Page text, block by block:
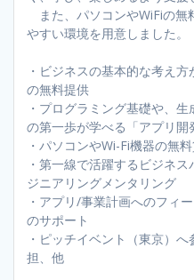
また、パソコンやWiFiの無
やすい環境を用意しました。
・ビジネスの基本的な考え
の無料提供
・プログラミング基礎や、
の第一歩が学べる「アプリ開
・パソコンやWi-Fi機器の無
・第一線で活躍するビジネ
ジニアリングメンタリング
・アプリ/事業計画へのフィ
のサポート
・ピッチイベント（東京）
担、他